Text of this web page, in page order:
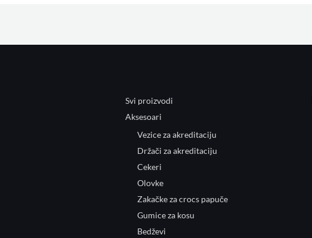
Svi proizvodi
Aksesoari
Vezice za akreditaciju
Držači za akreditaciju
Cekeri
Olovke
Zakačke za crocs papuče
Gumice za kosu
Bedževi